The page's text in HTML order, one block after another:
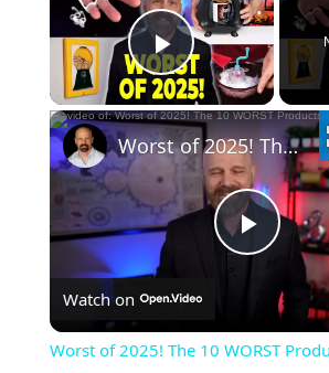
PLAY
VIDEO
PLAY
Worst of 2025! The 10 WORST Products I Reviewed This Year!
Watch on
Worst of 2025! The 10 WORST